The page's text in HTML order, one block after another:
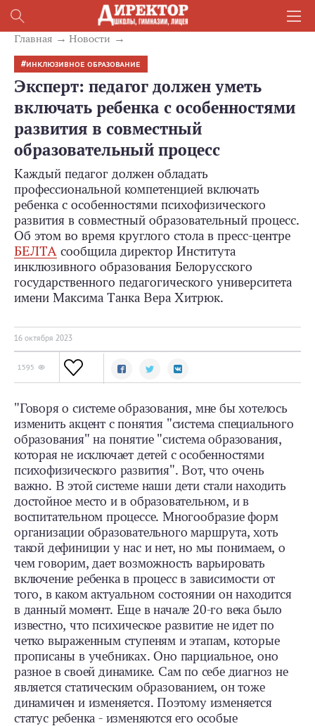
Главная Новости
ИНКЛЮЗИВНОЕ ОБРАЗОВАНИЕ
Эксперт: педагог должен уметь
включать ребенка с особенностями
развития в совместный
образовательный процесс
Каждый педагог должен обладать
профессиональной компетенцией включать
ребенка с особенностями психофизического
развития в совместный образовательный процесс.
Об этом во время круглого стола в пресс-центре
БЕЛТА сообщила директор Института
инклюзивного образования Белорусского
государственного педагогического университета
имени Максима Танка Вера Хитрюк.
16 октября 2023
1595
"Говоря о системе образования, мне бы хотелось
изменить акцент с понятия "система специального
образования" на понятие "система образования,
которая не исключает детей с особенностями
психофизического развития". Вот, что очень
важно. В этой системе наши дети стали находить
достойное место и в образовательном, и в
воспитательном процессе. Многообразие форм
организации образовательного маршрута, хоть
такой дефиниции у нас и нет, но мы понимаем, о
чем говорим, дает возможность варьировать
включение ребенка в процесс в зависимости от
того, в каком актуальном состоянии он находится
в данный момент. Еще в начале 20-го века было
известно, что психическое развитие не идет по
четко выраженным ступеням и этапам, которые
прописаны в учебниках. Оно парциальное, оно
разное в своей динамике. Сам по себе диагноз не
является статическим образованием, он тоже
динамичен и изменяется. Поэтому изменяется
статус ребенка - изменяются его особые